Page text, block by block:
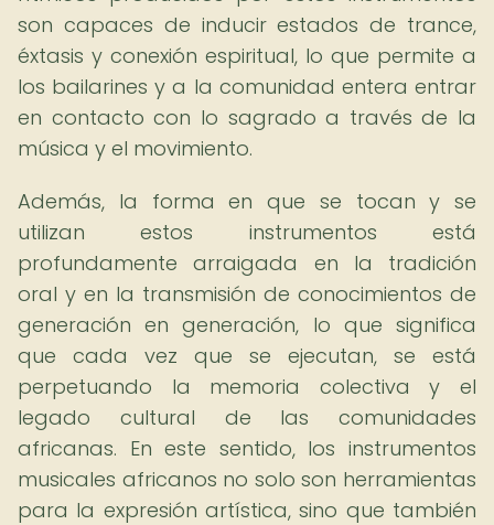
son capaces de inducir estados de trance,
éxtasis y conexión espiritual, lo que permite a
los bailarines y a la comunidad entera entrar
en contacto con lo sagrado a través de la
música y el movimiento.
Además, la forma en que se tocan y se
utilizan estos instrumentos está
profundamente arraigada en la tradición
oral y en la transmisión de conocimientos de
generación en generación, lo que significa
que cada vez que se ejecutan, se está
perpetuando la memoria colectiva y el
legado cultural de las comunidades
africanas. En este sentido, los instrumentos
musicales africanos no solo son herramientas
para la expresión artística, sino que también